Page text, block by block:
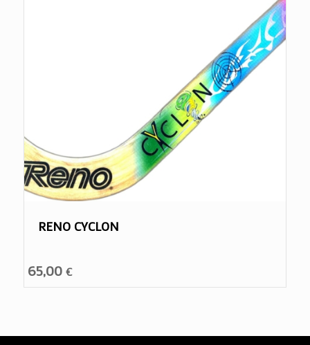
RENO CYCLON
65,00 €